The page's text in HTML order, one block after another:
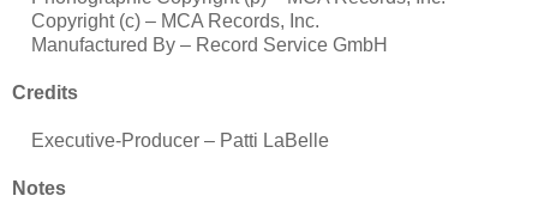
Copyright (c) – MCA Records, Inc.
Manufactured By – Record Service GmbH
Credits
Executive-Producer – Patti LaBelle
Notes